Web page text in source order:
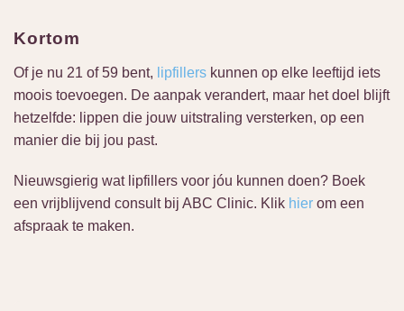
Kortom
Of je nu 21 of 59 bent, lipfillers kunnen op elke leeftijd iets
moois toevoegen. De aanpak verandert, maar het doel blijft
hetzelfde: lippen die jouw uitstraling versterken, op een
manier die bij jou past.
Nieuwsgierig wat lipfillers voor jóu kunnen doen? Boek
een vrijblijvend consult bij ABC Clinic. Klik hier om een
afspraak te maken.